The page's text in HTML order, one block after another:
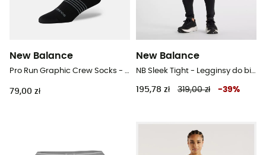
New Balance
79,00 zł
New Balance
195,78 zł 319,00 zł -39%